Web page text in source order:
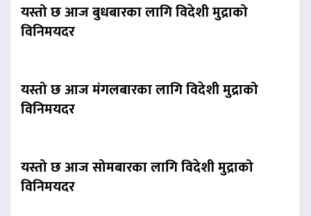
यस्तो छ आज बुधबारका लागि विदेशी मुद्राको
विनिमयदर
यस्तो छ आज मंगलबारका लागि विदेशी मुद्राको
विनिमयदर
यस्तो छ आज सोमबारका लागि विदेशी मुद्राको
विनिमयदर